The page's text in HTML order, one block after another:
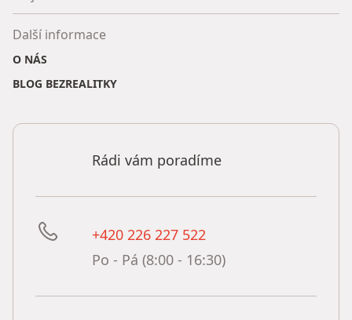
Další informace
O NÁS
BLOG BEZREALITKY
Rádi vám poradíme
+420 226 227 522
Po - Pá (8:00 - 16:30)